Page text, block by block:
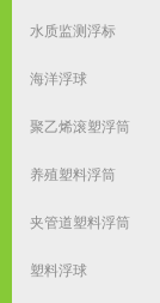
水质监测浮标
海洋浮球
聚乙烯滚塑浮筒
养殖塑料浮筒
夹管道塑料浮筒
塑料浮球